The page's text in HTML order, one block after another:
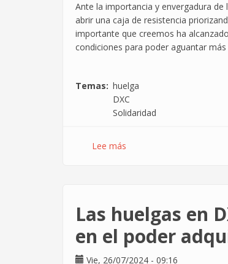
Young
Ante la importancia y envergadura de
abrir una caja de resistencia
importante que creemos ha
condiciones para poder aguantar
Temas
huelga
DXC
Solidaridad
Lee más
plantilla
DXC
Las huelgas en
en el poder
Vie, 26/07/2024 - 09:16